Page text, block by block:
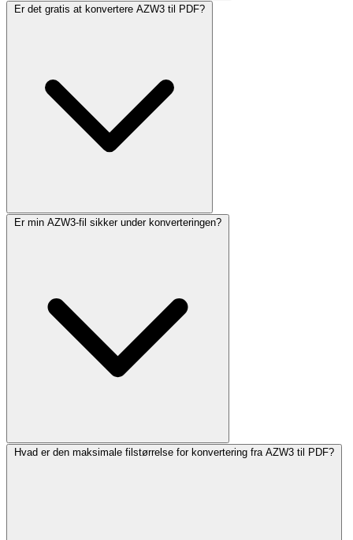
Er det gratis at konvertere AZW3 til PDF?
Er min AZW3-fil sikker under konverteringen?
Hvad er den maksimale filstørrelse for konvertering fra AZW3 til PDF?